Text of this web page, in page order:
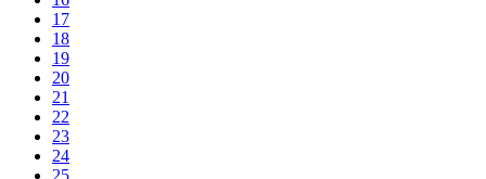
17
18
19
20
21
22
23
24
25